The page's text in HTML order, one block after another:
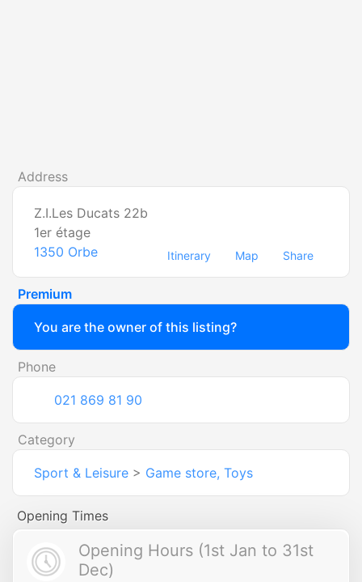
Address
Z.I.Les Ducats 22b
1er étage
1350 Orbe Itinerary Map Share
Premium
You are the owner of this listing?
Phone
021 869 81 90
Category
Sport & Leisure > Game store, Toys
Opening Times
Opening Hours (1st Jan to 31st
Dec)